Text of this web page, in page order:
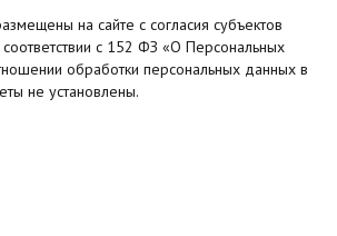
на сайте с согласия субъектов
с 152 ФЗ «О Персональных
обработки персональных данных в
не установлены.